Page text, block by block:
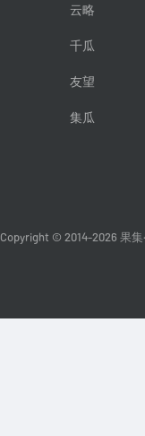
云略
千瓜
友望
集瓜
Copyright © 2014-2026 果集